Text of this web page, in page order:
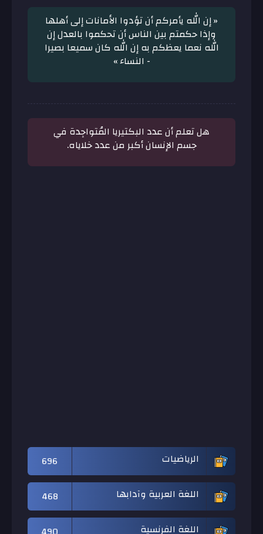
« إن الله يأمركم أن تؤدوا الأمانات إلى أهلها
وإذا حكمتم بين الناس أن تحكموا بالعدل إن
الله نعما يعظكم به إن الله كان سميعا بصيرا
- النساء »
هل تعلم أن عدد البكتيريا المُتواجِدة في
جسم الإنسان أكبر من عدد خلاياه.
الرياضيات
696
اللغة العربية وآدابها
468
اللغة الفرنسية